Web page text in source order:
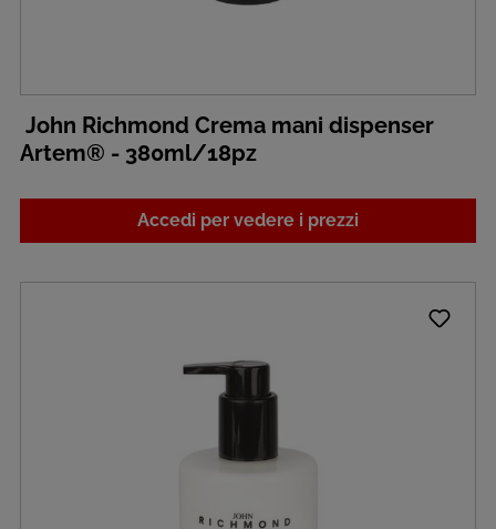
John Richmond Crema mani dispenser
Artem® - 380ml/18pz
Accedi per vedere i prezzi